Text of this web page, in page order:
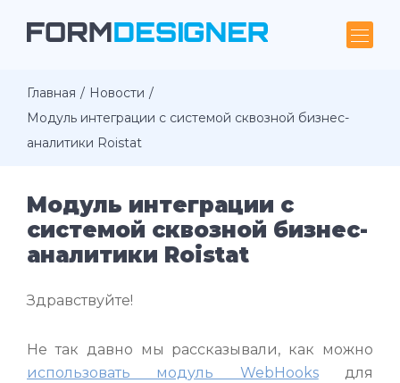
Главная
Новости
Модуль интеграции с системой сквозной бизнес-
аналитики Roistat
Модуль интеграции с
системой сквозной бизнес-
аналитики Roistat
Здравствуйте!
Не так давно мы рассказывали, как можно
использовать модуль WebHooksдля